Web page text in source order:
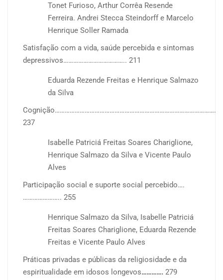
Tonet Furioso, Arthur Corrêa Resende
Ferreira. Andrei Stecca Steindorff e Marcelo
Henrique Soller Ramada
Satisfação com a vida, saúde percebida e sintomas
depressivos……………………………….. 211
Eduarda Rezende Freitas e Henrique Salmazo
da Silva
Cognição…………………………………………………………………………………….
237
Isabelle Patriciá Freitas Soares Chariglione,
Henrique Salmazo da Silva e Vicente Paulo
Alves
Participação social e suporte social percebido….
………………….. 255
Henrique Salmazo da Silva, Isabelle Patriciá
Freitas Soares Chariglione, Eduarda Rezende
Freitas e Vicente Paulo Alves
Práticas privadas e públicas da religiosidade e da
espiritualidade em idosos longevos…………. 279